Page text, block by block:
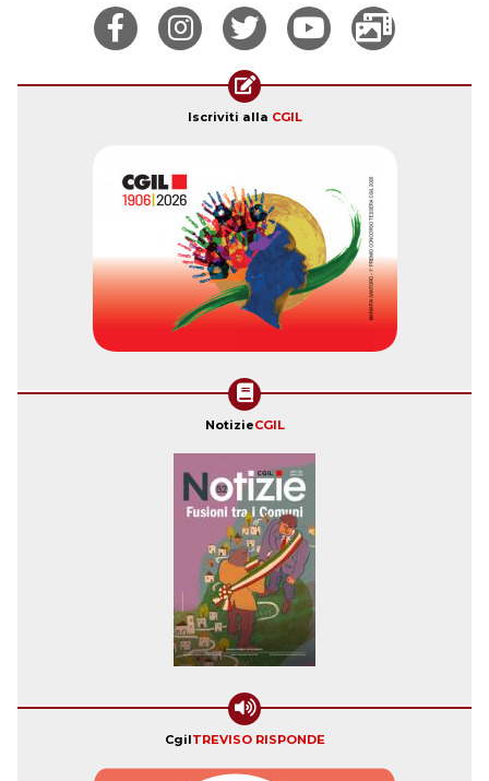
Iscriviti alla CGIL
NotizieCGIL
CgilTREVISO RISPONDE